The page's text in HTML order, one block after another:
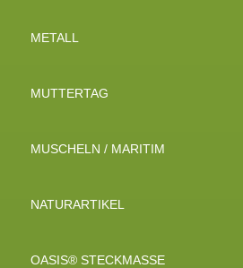
METALL
MUTTERTAG
MUSCHELN / MARITIM
NATURARTIKEL
OASIS® STECKMASSE